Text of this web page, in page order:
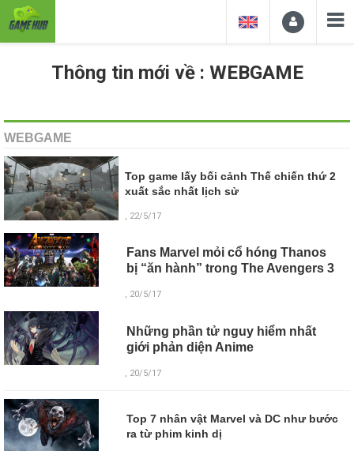
Thông tin mới về : WEBGAME
WEBGAME
Top game lấy bối cảnh Thế chiến thứ 2
xuất sắc nhất lịch sử
, 22/5/17
Fans Marvel mỏi cổ hóng Thanos
bị “ăn hành” trong The Avengers 3
, 20/5/17
Những phần tử nguy hiểm nhất
giới phản diện Anime
, 20/5/17
Top 7 nhân vật Marvel và DC như bước
ra từ phim kinh dị